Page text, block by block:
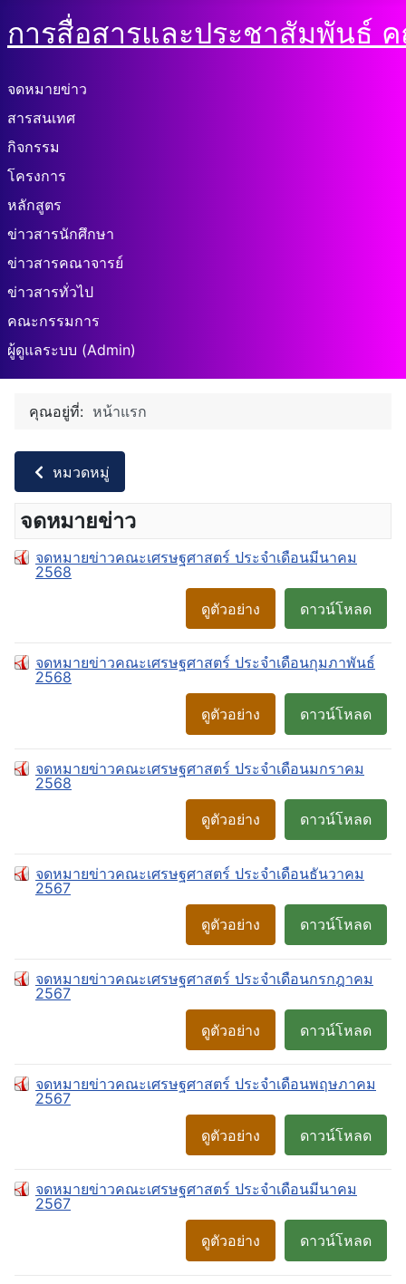
การสื่อสารและประชาสัมพันธ์
จดหมายข่าว
สารสนเทศ
กิจกรรม
โครงการ
หลักสูตร
ข่าวสารนักศึกษา
ข่าวสารคณาจารย์
ข่าวสารทั่วไป
คณะกรรมการ
ผู้ดูแลระบบ (Admin)
คุณอยู่ที่: หน้าแรก
หมวดหมู่
จดหมายข่าว
จดหมายข่าวคณะเศรษฐศาสตร์ ประจำเดือนมีนาคม
2568
ดาวน์โหลด
ดูตัวอย่าง
จดหมายข่าวคณะเศรษฐศาสตร์ ประจำเดือนกุมภาพันธ์
2568
ดาวน์โหลด
ดูตัวอย่าง
จดหมายข่าวคณะเศรษฐศาสตร์ ประจำเดือนมกราคม
2568
ดาวน์โหลด
ดูตัวอย่าง
จดหมายข่าวคณะเศรษฐศาสตร์ ประจำเดือนธันวาคม
2567
ดาวน์โหลด
ดูตัวอย่าง
จดหมายข่าวคณะเศรษฐศาสตร์ ประจำเดือนกรกฎาคม
2567
ดาวน์โหลด
ดูตัวอย่าง
จดหมายข่าวคณะเศรษฐศาสตร์ ประจำเดือนพฤษภาคม
2567
ดาวน์โหลด
ดูตัวอย่าง
จดหมายข่าวคณะเศรษฐศาสตร์ ประจำเดือนมีนาคม
2567
ดาวน์โหลด
ดูตัวอย่าง